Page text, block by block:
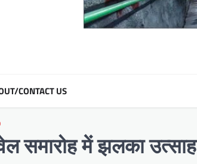
CONTACT US
समारोह में झलका उत्साह